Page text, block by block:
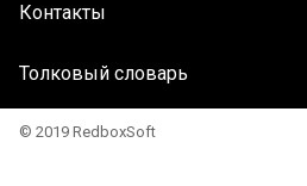
Контакты
Толковый словарь
© 2019 RedboxSoft